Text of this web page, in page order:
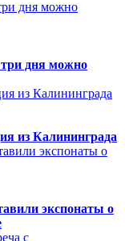
три дня можно
из Калининграда
экспонаты о